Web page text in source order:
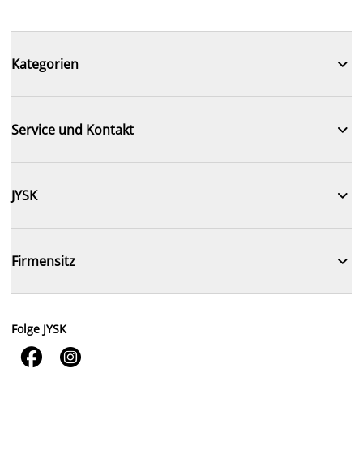
Kategorien 
Service und Kontakt 
JYSK 
Firmensitz 
Folge JYSK
 